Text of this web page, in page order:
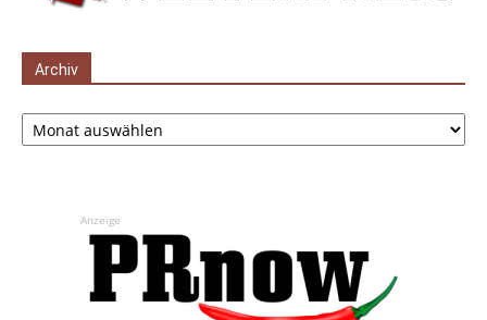
Archiv
Archiv
Anzeige